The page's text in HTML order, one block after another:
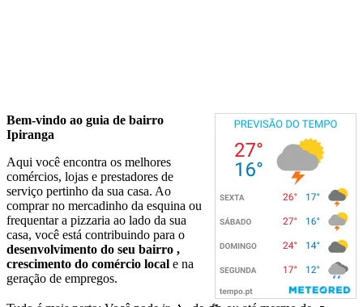
Bem-vindo ao guia de bairro
Ipiranga
Aqui você encontra os melhores
comércios, lojas e prestadores de
serviço pertinho da sua casa. Ao
comprar no mercadinho da esquina ou
frequentar a pizzaria ao lado da sua
casa, você está contribuindo para o
desenvolvimento do seu bairro ,
crescimento do comércio local e na
geração de empregos.